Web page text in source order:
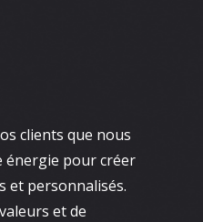
clients que nous
pour créer
et personnalisés.
et de